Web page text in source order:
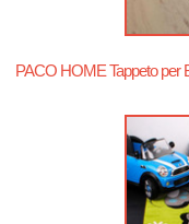
PACO HOME Tappeto per